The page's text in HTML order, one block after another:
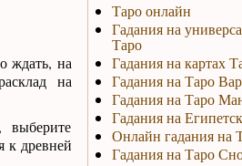
ждать, на
на
к древней
Таро онлайн
Гадания на
Таро
Гадания на картах
Гадания на Таро
Гадания на Таро
Гадания на
Онлайн гадания на
Гадания на Таро